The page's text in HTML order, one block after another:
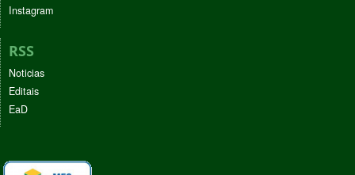
Instagram
RSS
Noticias
Editais
EaD